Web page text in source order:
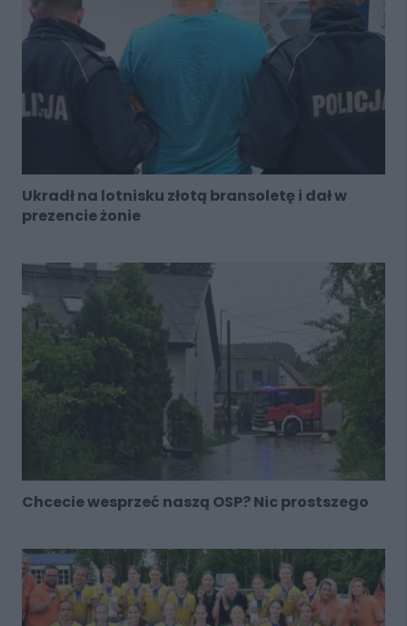
Ukradł na lotnisku złotą bransoletę i dał w
prezencie żonie
Chcecie wesprzeć naszą OSP? Nic prostszego